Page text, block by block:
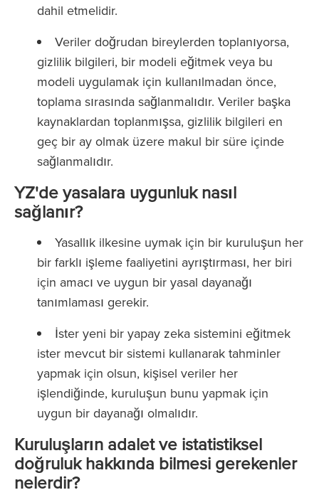
dahil etmelidir.
Veriler doğrudan bireylerden toplanıyorsa,
gizlilik bilgileri, bir modeli eğitmek veya bu
modeli uygulamak için kullanılmadan önce,
toplama sırasında sağlanmalıdır. Veriler başka
kaynaklardan toplanmışsa, gizlilik bilgileri en
geç bir ay olmak üzere makul bir süre içinde
sağlanmalıdır.
YZ'de yasalara uygunluk nasıl
sağlanır?
Yasallık ilkesine uymak için bir kuruluşun her
bir farklı işleme faaliyetini ayrıştırması, her biri
için amacı ve uygun bir yasal dayanağı
tanımlaması gerekir.
İster yeni bir yapay zeka sistemini eğitmek
ister mevcut bir sistemi kullanarak tahminler
yapmak için olsun, kişisel veriler her
işlendiğinde, kuruluşun bunu yapmak için
uygun bir dayanağı olmalıdır.
Kuruluşların adalet ve istatistiksel
doğruluk hakkında bilmesi gerekenler
nelerdir?